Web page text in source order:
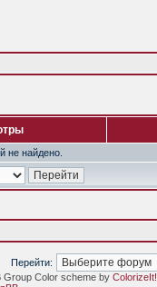
не найдено.
Перейти:
Color scheme by ColorizeIt!